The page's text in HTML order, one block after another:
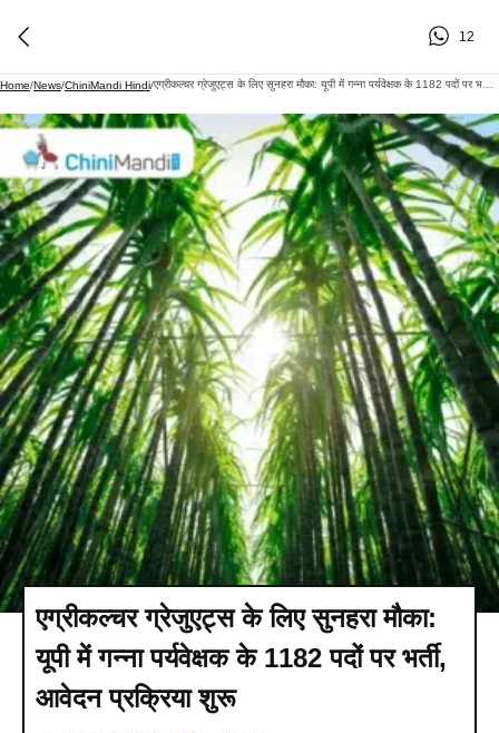
12
Home/News/ChiniMandi Hindi/
एग्रीकल्चर ग्रेजुएट्स के लिए सुनहरा मौका:
यूपी में गन्ना पर्यवेक्षक के 1182 पदों पर भर्ती,
आवेदन प्रक्रिया शुरू